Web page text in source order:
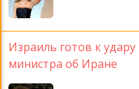
Израиль готов к
министра об Иране